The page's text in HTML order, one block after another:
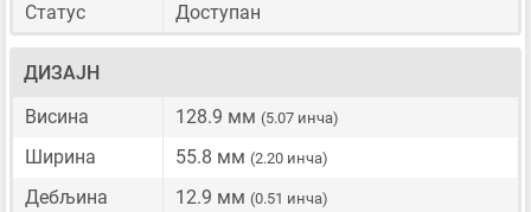
Статус Доступан
ДИЗАЈН
Висина
128.9 мм (5.07 инча)
Ширина 55.8 мм (2.20 инча)
Дебљина 12.9 мм (0.51 инча)